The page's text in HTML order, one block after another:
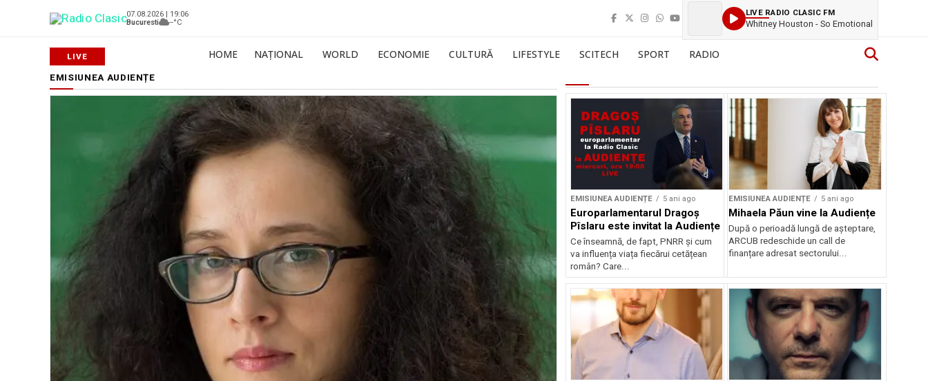
07.08.2026 | 19:06
Bucuresti
--°C
LIVE RADIO CLASIC FM
Whitney Houston - So Emotional
HOME NAȚIONAL WORLD ECONOMIE CULTURĂ LIFESTYLE SCITECH SPORT RADIO
EMISIUNEA AUDIENȚE
EMISIUNEA AUDIENȚE 5 ani ago
Europarlamentarul Dragoș
Pîslaru este invitat la Audiențe
Ce înseamnă, de fapt, PNRR și cum
va influența viața fiecărui cetățean
român? Care...
EMISIUNEA AUDIENȚE 5 ani ago
Mihaela Păun vine la Audiențe
După o perioadă lungă de așteptare,
ARCUB redeschide un call de
finanțare adresat sectorului...